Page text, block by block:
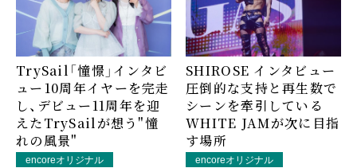
TrySail「憧憬」インタビ
ュー――10周年イヤーを完走
し、デビュー11周年を迎
えたTrySailが想う"憧
れの風景"
encoreオリジナル
SHIROSE インタビュー――
圧倒的な支持と再生数で
シーンを牽引している
WHITE JAMが次に目指
す場所
encoreオリジナル